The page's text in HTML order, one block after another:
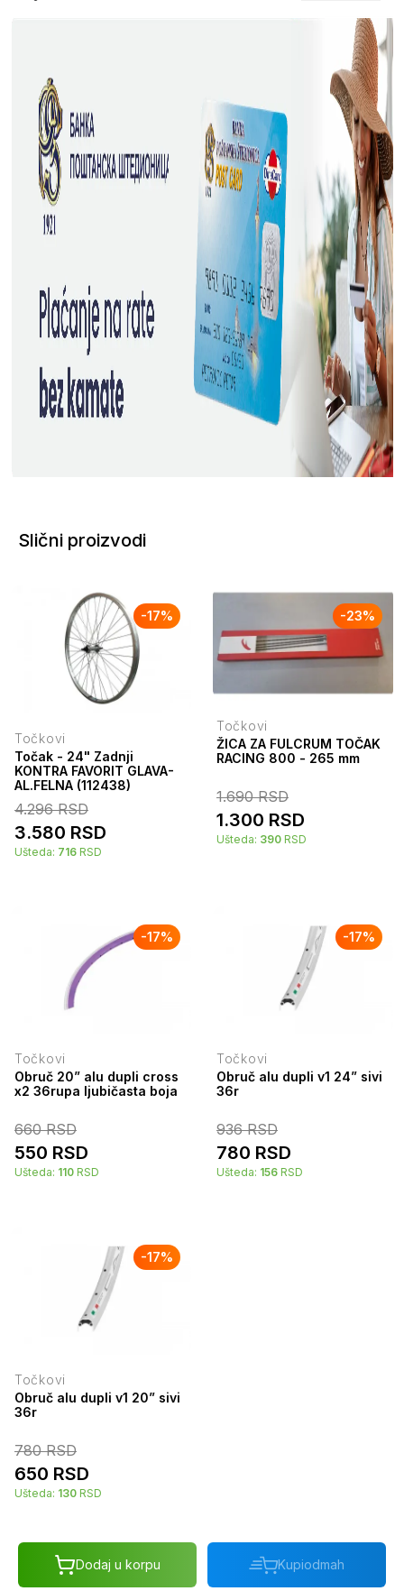
Slični proizvodi
-17%
Točkovi
Točak - 24" Zadnji
KONTRA FAVORIT GLAVA-
AL.FELNA (112438)
4.296 RSD
3.580 RSD
Ušteda: 716 RSD
-23%
Točkovi
ŽICA ZA FULCRUM TOČAK
RACING 800 - 265 mm
1.690RSD
1.300 RSD
Ušteda: 390 RSD
-17%
Točkovi
Obruč 20” alu dupli cross
x2 36rupa ljubičasta boja
660 RSD
550 RSD
Ušteda: 110 RSD
-17%
Točkovi
Obruč alu dupli v1 24” sivi
36r
936 RSD
780 RSD
Ušteda: 156 RSD
-17%
Točkovi
Obruč alu dupli v1 20” sivi
36r
780 RSD
650 RSD
Ušteda: 130 RSD
Dodaj u korpu Kupiodmah